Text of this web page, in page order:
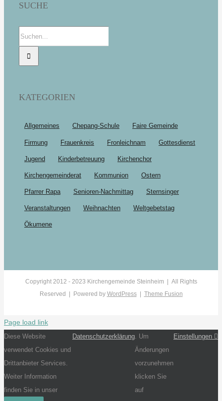
SUCHE
Suche
nach:
KATEGORIEN
Allgemeines Chepang-Schule Faire Gemeinde
Firmung Frauenkreis Fronleichnam Gottesdienst
Jugend Kinderbetreuung Kirchenchor
Kirchengemeinderat Kommunion Ostern
Pfarrer Rapa Senioren-Nachmittag Sternsinger
Veranstaltungen Weihnachten Weltgebetstag
Ökumene
Copyright 2012 - 2023 Kirchengemeinde Steinheim | All Rights
Reserved | Powered by WordPress| Theme Fusion
Page load link
Diese Website
verwendet Cookies und
Drittanbieter Services.
Weiter Information
finden Sie in unser
Datenschutzerklärung . Um
Änderungen
vorzunehmen
klicken Sie
auf
Einstellungen